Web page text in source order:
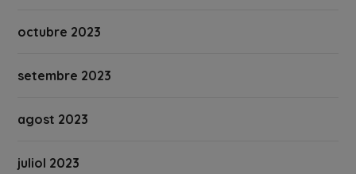
octubre 2023
setembre 2023
agost 2023
juliol 2023